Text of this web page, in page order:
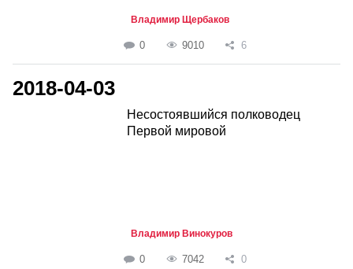
Владимир Щербаков
0 9010 6
2018-04-03
Несостоявшийся полководец
Первой мировой
Владимир Винокуров
0 7042 0